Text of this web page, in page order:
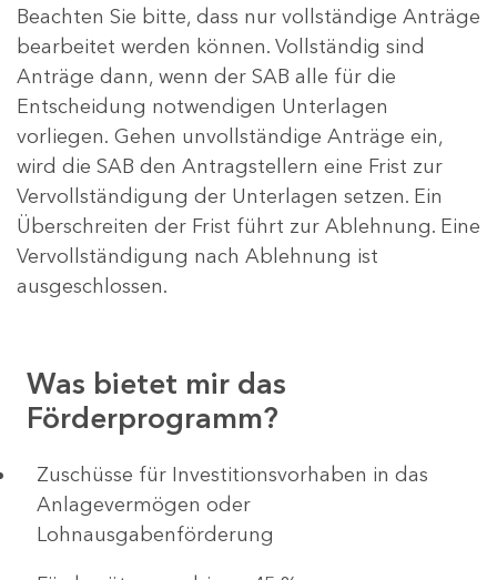
Beachten Sie bitte, dass nur vollständige Anträge
bearbeitet werden können. Vollständig sind
Anträge dann, wenn der SAB alle für die
Entscheidung notwendigen Unterlagen
vorliegen. Gehen unvollständige Anträge ein,
wird die SAB den Antragstellern eine Frist zur
Vervollständigung der Unterlagen setzen. Ein
Überschreiten der Frist führt zur Ablehnung. Eine
Vervollständigung nach Ablehnung ist
ausgeschlossen.
Was bietet mir das
Förderprogramm?
​​​​​​Zuschüsse für Investitionsvorhaben in das
Anlagevermögen oder
Lohnausgabenförderung